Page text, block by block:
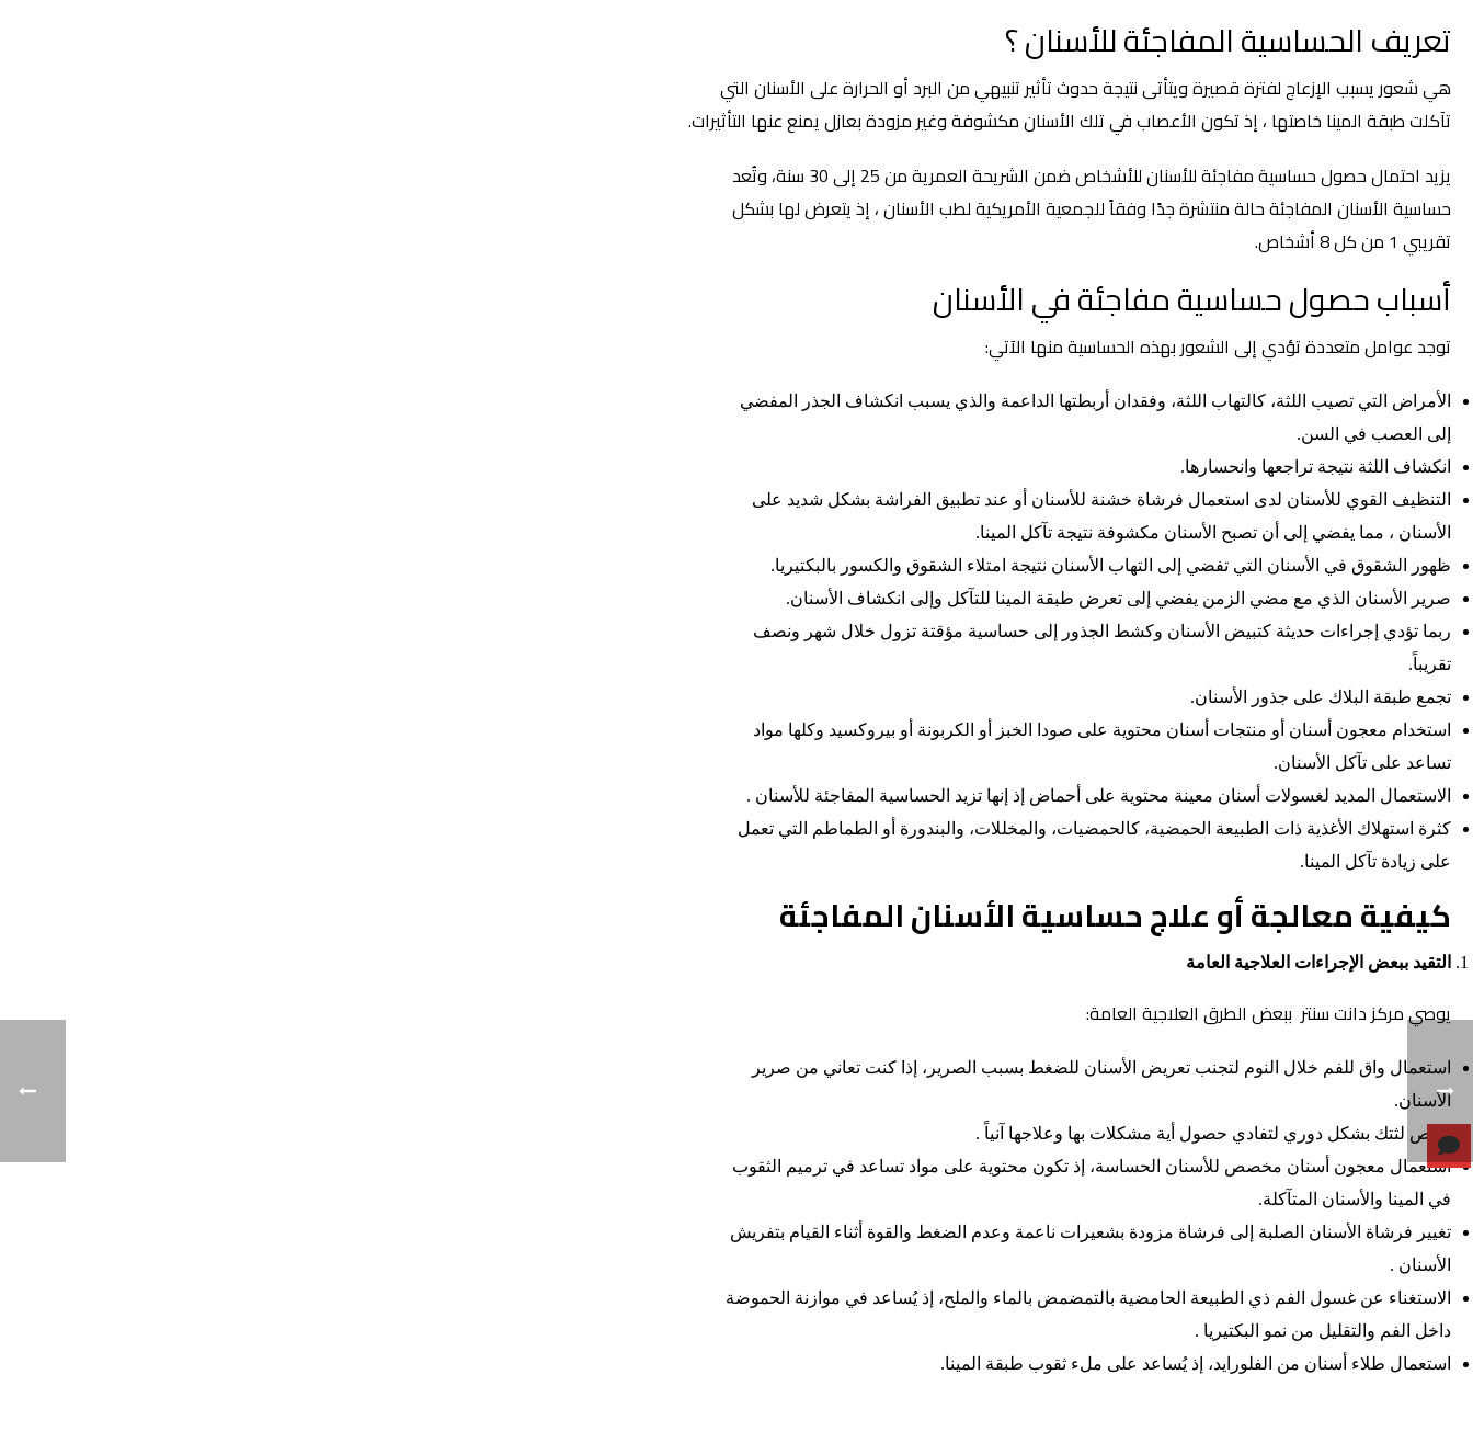
تعريف الحساسية المفاجئة للأسنان ؟
هي شعور يسبب الإزعاج لفترة قصيرة ويتأتى نتيجة حدوث تأثير تنبيهي من البرد أو الحرارة على الأسنان التي
تآكلت طبقة المينا خاصتها ، إذ تكون الأعصاب في تلك الأسنان مكشوفة وغير مزودة بعازل يمنع عنها التأثيرات.
يزيد احتمال حصول حساسية مفاجئة للأسنان للأشخاص ضمن الشريحة العمرية من 25 إلى 30 سنة، وتُعد
حساسية الأسنان المفاجئة حالة منتشرة جدًا وفقاً للجمعية الأمريكية لطب الأسنان ، إذ يتعرض لها بشكل
تقريبي 1 من كل 8 أشخاص.
أسباب حصول حساسية مفاجئة في الأسنان
توجد عوامل متعددة تؤدي إلى الشعور بهذه الحساسية منها الآتي:
الأمراض التي تصيب اللثة، كالتهاب اللثة، وفقدان أربطتها الداعمة والذي يسبب انكشاف الجذر المفضي
إلى العصب في السن.
انكشاف اللثة نتيجة تراجعها وانحسارها.
التنظيف القوي للأسنان لدى استعمال فرشاة خشنة للأسنان أو عند تطبيق الفراشة بشكل شديد على
الأسنان ، مما يفضي إلى أن تصبح الأسنان مكشوفة نتيجة تآكل المينا.
ظهور الشقوق في الأسنان التي تفضي إلى التهاب الأسنان نتيجة امتلاء الشقوق والكسور بالبكتيريا.
صرير الأسنان الذي مع مضي الزمن يفضي إلى تعرض طبقة المينا للتآكل وإلى انكشاف الأسنان.
ربما تؤدي إجراءات حديثة كتبيض الأسنان وكشط الجذور إلى حساسية مؤقتة تزول خلال شهر ونصف
تقريباً.
تجمع طبقة البلاك على جذور الأسنان.
استخدام معجون أسنان أو منتجات أسنان محتوية على صودا الخبز أو الكربونة أو بيروكسيد وكلها مواد
تساعد على تآكل الأسنان.
الاستعمال المديد لغسولات أسنان معينة محتوية على أحماض إذ إنها تزيد الحساسية المفاجئة للأسنان .
كثرة استهلاك الأغذية ذات الطبيعة الحمضية، كالحمضيات، والمخللات، والبندورة أو الطماطم التي تعمل
على زيادة تآكل المينا.
كيفية معالجة أو علاج حساسية الأسنان المفاجئة
التقيد ببعض الإجراءات العلاجية العامة
يوصي مركز دانت سنتر ببعض الطرق العلاجية العامة:
استعمال واق للفم خلال النوم لتجنب تعريض الأسنان للضغط بسبب الصرير، إذا كنت تعاني من صرير
الأسنان.
فحص لثتك بشكل دوري لتفادي حصول أية مشكلات بها وعلاجها آنياً .
استعمال معجون أسنان مخصص للأسنان الحساسة، إذ تكون محتوية على مواد تساعد في ترميم الثقوب
في المينا والأسنان المتآكلة.
تغيير فرشاة الأسنان الصلبة إلى فرشاة مزودة بشعيرات ناعمة وعدم الضغط والقوة أثناء القيام بتفريش
الأسنان .
الاستغناء عن غسول الفم ذي الطبيعة الحامضية بالتمضمض بالماء والملح، إذ يُساعد في موازنة الحموضة
داخل الفم والتقليل من نمو البكتيريا .
استعمال طلاء أسنان من الفلورايد، إذ يُساعد على ملء ثقوب طبقة المينا.